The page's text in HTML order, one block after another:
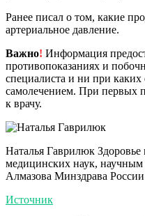
Ранее писал о том, какие
артериальное давление.
Важно! Информация
противопоказаниях и
специалиста и ни при каких
самолечением. При первых
к врачу.
Наталья Гаврилюк Здоровье
медицинских наук,
Алмазова Минздрава России
Источник